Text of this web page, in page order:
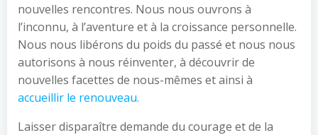
nouvelles rencontres. Nous nous ouvrons à
l’inconnu, à l’aventure et à la croissance personnelle.
Nous nous libérons du poids du passé et nous nous
autorisons à nous réinventer, à découvrir de
nouvelles facettes de nous-mêmes et ainsi à
accueillir le renouveau.
Laisser disparaître demande du courage et de la